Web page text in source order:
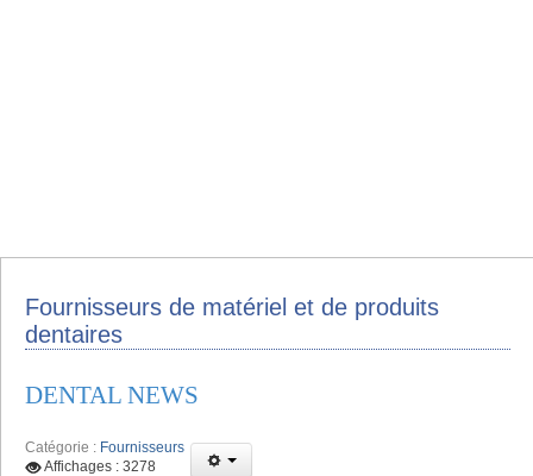
Fournisseurs de matériel et de produits
dentaires
DENTAL NEWS
Catégorie : Fournisseurs
Affichages : 3278